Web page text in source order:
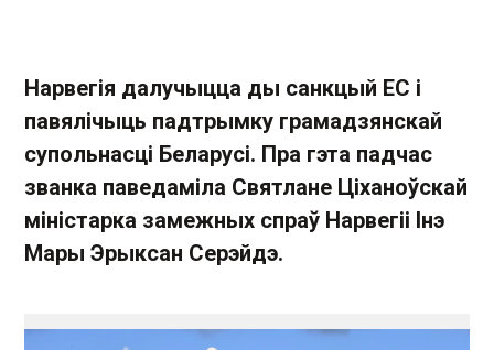
Нарвегія далучыцца ды санкцый ЕС і
павялічыць падтрымку грамадзянскай
супольнасці Беларусі. Пра гэта падчас
званка паведаміла Святлане Ціханоўскай
міністарка замежных спраў Нарвегіі Інэ
Мары Эрыксан Серэйдэ.